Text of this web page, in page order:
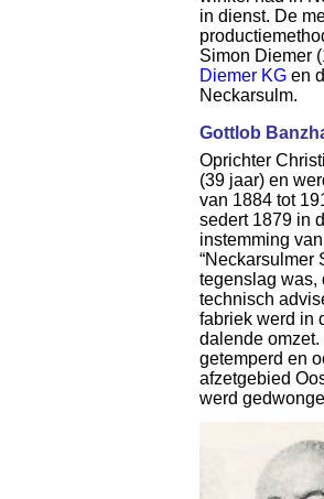
in dienst. De
Simon Diemer
Diemer KG en
Neckarsulm.
Gottlob
Oprichter
(39 jaar) en
van 1884 tot
sedert 1879 in
instemming
“Neckarsulmer
tegenslag was,
technisch
fabriek werd in
dalende
getemperd en
afzetgebied
werd